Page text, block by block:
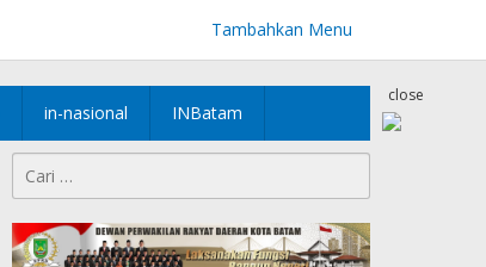
Tambahkan Menu
in-nasional INBatam
close
untuk: